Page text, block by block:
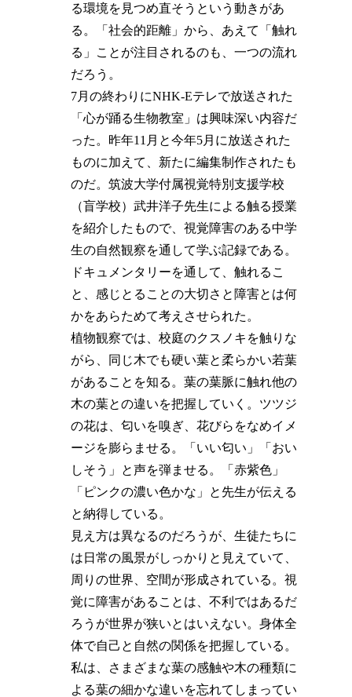
る環境を見つめ直そうという動きがあ
る。「社会的距離」から、あえて「触れ
る」ことが注目されるのも、一つの流れ
だろう。
7月の終わりにNHK-Eテレで放送された
「心が踊る生物教室」は興味深い内容だ
った。昨年11月と今年5月に放送された
ものに加えて、新たに編集制作されたも
のだ。筑波大学付属視覚特別支援学校
（盲学校）武井洋子先生による触る授業
を紹介したもので、視覚障害のある中学
生の自然観察を通して学ぶ記録である。
ドキュメンタリーを通して、触れるこ
と、感じとることの大切さと障害とは何
かをあらためて考えさせられた。
植物観察では、校庭のクスノキを触りな
がら、同じ木でも硬い葉と柔らかい若葉
があることを知る。葉の葉脈に触れ他の
木の葉との違いを把握していく。ツツジ
の花は、匂いを嗅ぎ、花びらをなめイメ
ージを膨らませる。「いい匂い」「おい
しそう」と声を弾ませる。「赤紫色」
「ピンクの濃い色かな」と先生が伝える
と納得している。
見え方は異なるのだろうが、生徒たちに
は日常の風景がしっかりと見えていて、
周りの世界、空間が形成されている。視
覚に障害があることは、不利ではあるだ
ろうが世界が狭いとはいえない。身体全
体で自己と自然の関係を把握している。
私は、さまざまな葉の感触や木の種類に
よる葉の細かな違いを忘れてしまってい